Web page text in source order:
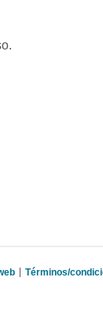
Términos/